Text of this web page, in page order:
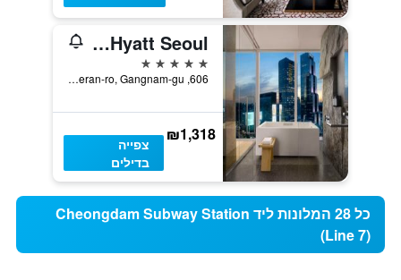
Park Hyatt Seoul
5 כוכבים
606, Teheran-ro, Gangnam-gu, סיאול, דרום קוריאה
₪1,318
צפייה
בדילים
כל 28 המלונות ליד Cheongdam Subway Station
(Line 7)